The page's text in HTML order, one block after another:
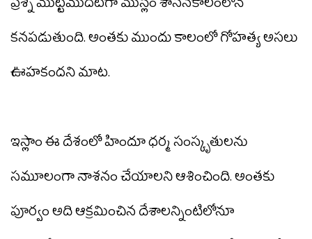
ప్రశ్న మొట్టమొదటగా ముస్లిం శాసనకాలంలోనే
కనపడుతుంది. అంతకు ముందు కాలంలో గోహత్య అసలు
ఊహకందని మాట.
ఇస్లాం ఈ దేశంలో హిందూ ధర్మ సంస్కృతులను
సమూలంగా నాశనం చేయాలని ఆశించింది. అంతకు
పూర్వం అది ఆక్రమించిన దేశాలన్నింటిలోనూ